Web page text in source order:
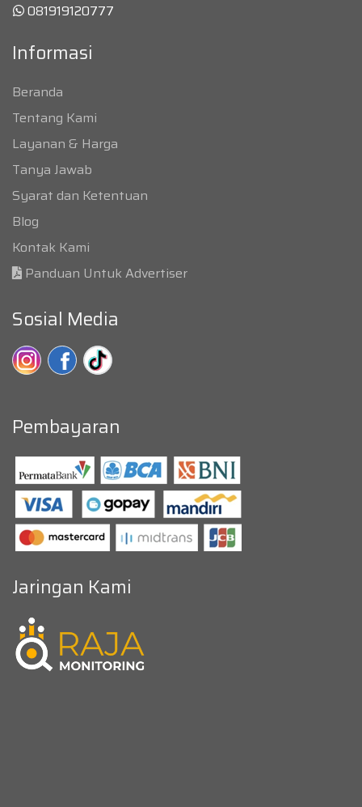
081919120777
Informasi
Beranda
Tentang Kami
Layanan & Harga
Tanya Jawab
Syarat dan Ketentuan
Blog
Kontak Kami
Panduan Untuk Advertiser
Sosial Media
Pembayaran
Jaringan Kami